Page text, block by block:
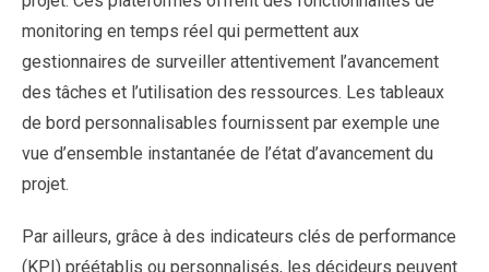
monitoring en temps réel qui permettent aux
gestionnaires de surveiller attentivement l’avancement
des tâches et l’utilisation des ressources. Les tableaux
de bord personnalisables fournissent par exemple une
vue d’ensemble instantanée de l’état d’avancement du
projet.
Par ailleurs, grâce à des indicateurs clés de performance
(KPI) préétablis ou personnalisés, les décideurs peuvent